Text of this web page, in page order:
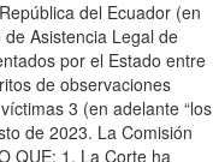
del Ecuador (en
de Asistencia Legal de
por el Estado entre
de observaciones
3 (en adelante “los
de 2023. La Comisión
QUE: 1. La Corte ha